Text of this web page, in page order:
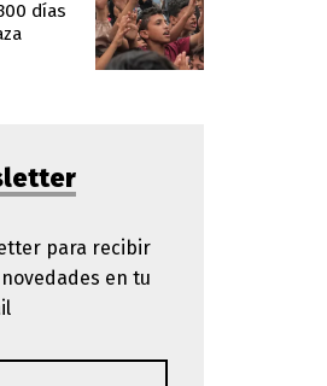
días
para recibir
en tu